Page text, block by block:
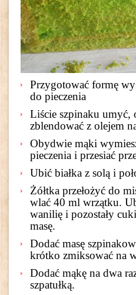
Przygotować formę
do pieczenia
Liście szpinaku umyć,
zblendować z olejem
Obydwie mąki
pieczenia i przesiać
Ubić białka z solą i
Żółtka przełożyć do
wlać 40 ml wrzątku.
wanilię i pozostały
masę.
Dodać masę
krótko zmiksować na
Dodać mąkę na dwa
szpatułką.